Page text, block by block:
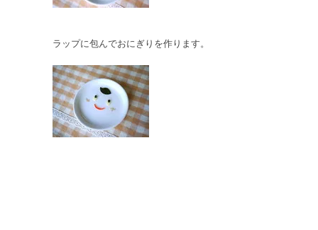
ラップに包んでおにぎりを作ります。